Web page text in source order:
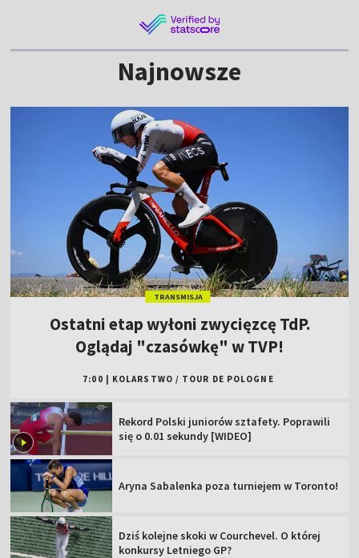
Najnowsze
TRANSMISJA
Ostatni etap wyłoni zwycięzcę TdP.
Oglądaj "czasówkę" w TVP!
7:00 KOLARSTWO / TOUR DE POLOGNE
Rekord Polski juniorów sztafety. Poprawili
się o 0.01 sekundy [WIDEO]
Aryna Sabalenka poza turniejem w Toronto!
Dziś kolejne skoki w Courchevel. O której
konkursy Letniego GP?